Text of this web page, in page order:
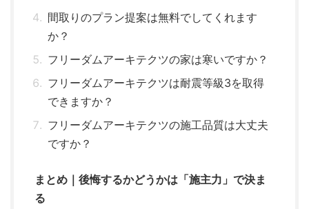
間取りのプラン提案は無料でしてくれます
か？
フリーダムアーキテクツの家は寒いですか？
フリーダムアーキテクツは耐震等級3を取得
できますか？
フリーダムアーキテクツの施工品質は大丈夫
ですか？
まとめ｜後悔するかどうかは「施主力」で決ま
る